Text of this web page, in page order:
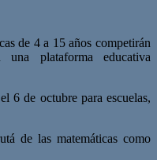
de 4 a 15 años competirán
una plataforma educativa
6 de octubre para escuelas,
de las matemáticas como